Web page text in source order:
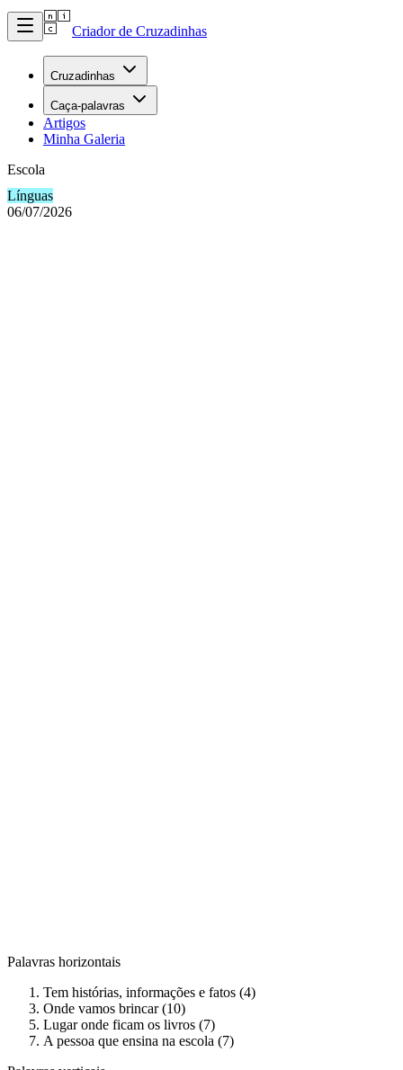
Criador de Cruzadinhas
Cruzadinhas
Caça-palavras
Artigos
Minha Galeria
Escola
Línguas
06/07/2026
Palavras horizontais
Tem histórias, informações e fatos (4)
Onde vamos brincar (10)
Lugar onde ficam os livros (7)
A pessoa que ensina na escola (7)